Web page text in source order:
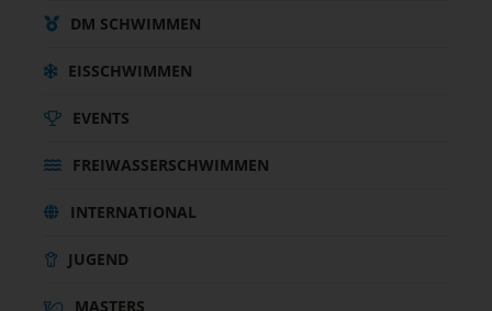
DM SCHWIMMEN
EISSCHWIMMEN
EVENTS
FREIWASSERSCHWIMMEN
INTERNATIONAL
JUGEND
MASTERS